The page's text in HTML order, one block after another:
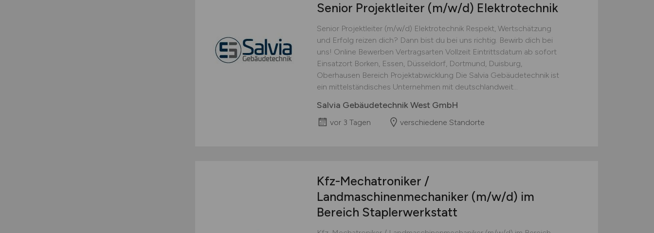
Senior Projektleiter (m/w/d) Elektrotechnik
Senior Projektleiter (m/w/d) Elektrotechnik Respekt, Wertschätzung
und Erfolg reizen dich? Dann bist du bei uns richtig. Bewirb dich bei
uns! Online Bewerben Vertragsarten Vollzeit Eintrittsdatum ab sofort
Einsatzort Borken, Essen, Düsseldorf, Dortmund, Duisburg,
Oberhausen Bereich Projektabwicklung Die Salvia Gebäudetechnik ist
ein mittelständisches Unternehmen mit deutschlandweit...
Salvia Gebäudetechnik West GmbH
vor 3 Tagen verschiedene Standorte
Kfz-Mechatroniker /
Landmaschinenmechaniker (m/w/d) im
Bereich Staplerwerkstatt